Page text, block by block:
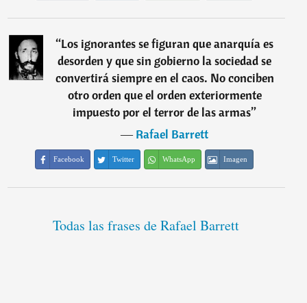
“Los ignorantes se figuran que anarquía es
desorden y que sin gobierno la sociedad se
convertirá siempre en el caos. No conciben
otro orden que el orden exteriormente
impuesto por el terror de las armas”
―Rafael Barrett
Facebook Twitter WhatsApp Imagen
Todas las frases de Rafael Barrett